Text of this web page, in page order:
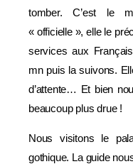
tomber. C’est le
« officielle », elle le
services aux
mn puis la suivons.
d’attente… Et bien
beaucoup plus drue !
Nous visitons le
gothique. La guide